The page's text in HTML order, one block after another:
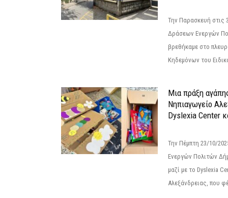
Την Παρασκευή
Δράσεων Ενεργών
βρεθήκαμε στο
Κηδεμόνων του
Μια πράξη
Νηπιαγωγείο
Dyslexia Center
Την Πέμπτη 23/10/
Ενεργών Πολιτών
μαζί με το Dyslexia
Αλεξάνδρειας, που